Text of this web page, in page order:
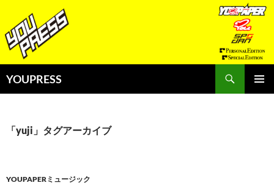
テ
ン
ツ
へ
ス
YOUPRESS
索
「yuji」タグアーカイブ
YOUPAPERミュージック